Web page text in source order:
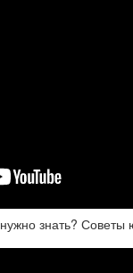
знать? Советы